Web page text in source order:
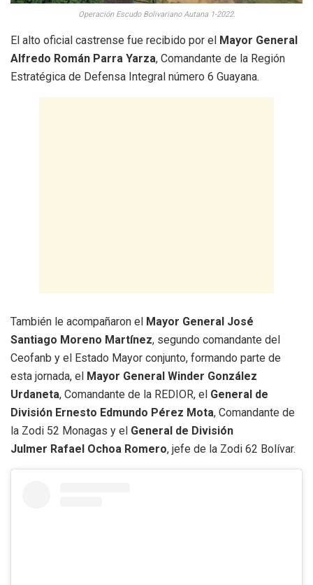
Operación Escudo Bolivariano Autana 1-2022.
El alto oficial castrense fue recibido por el
Mayor General
Alfredo Román Parra Yarza, Comandante de la Región
Estratégica de Defensa Integral número 6 Guayana.
También le acompañaron el
Mayor General José
Santiago Moreno Martínez, segundo comandante del
Ceofanb y el Estado Mayor conjunto, formando parte de
esta jornada, el
Mayor General Winder González
Urdaneta, Comandante de la REDIOR, el General de
División Ernesto Edmundo Pérez Mota, Comandante de
la Zodi 52 Monagas y el General de División
Julmer Rafael Ochoa Romero, jefe de la Zodi 62 Bolívar.